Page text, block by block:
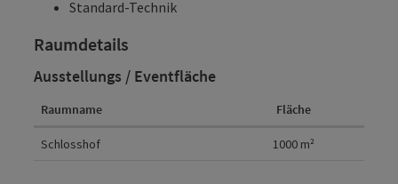
Standard-Technik
Raumdetails
Ausstellungs / Eventfläche
Raumname Fläche
Schlosshof 1000 m²